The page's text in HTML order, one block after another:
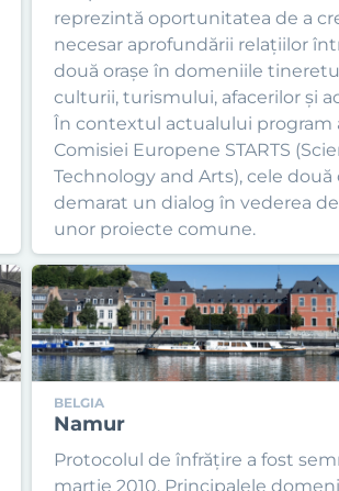
reprezintă oportunitatea de a
necesar aprofundării relațiilor
două orașe în domeniile
culturii, turismului, afacerilor și
În contextul actualului program
Comisiei Europene STARTS
Technology and Arts), cele două
demarat un dialog în vederea
unor proiecte comune.
BELGIA
Namur
Protocolul de înfrățire a fost
martie 2010. Principalele